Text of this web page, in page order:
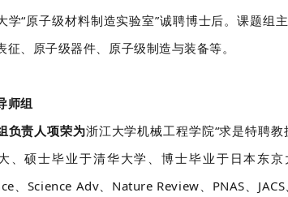
学“原子级材料制造实验室”诚聘博士后。课题组
征、原子级器件、原子级制造与装备等。
师组
负责人项荣为浙江大学机械工程学院“求是特聘
、硕士毕业于清华大学、博士毕业于日本东
、Science Adv、Nature Review、PNAS、